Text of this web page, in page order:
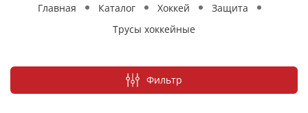
Главная Каталог Хоккей
Защита
Трусы хоккейные
Фильтр